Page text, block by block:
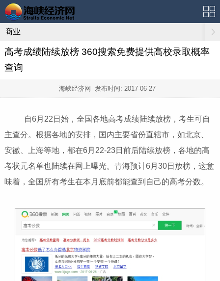
商业
高考成绩陆续放榜 360搜索免费提供高校录取概率
查询
海峡经济网 发布时间: 2017-06-27
自6月22日始，全国各地高考成绩陆续放榜，考生可自
主查分。根据各地的安排，国内主要省份直辖市，如北京、
安徽、上海等地，都在6月22-23日前后陆续放榜，各地的高
考状元名单也陆续在网上曝光。青海预计6月30日放榜，这意
味着，全国所有考生在本月底前都能查到自己的高考分数。